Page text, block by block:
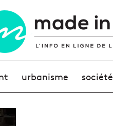
urbanisme société